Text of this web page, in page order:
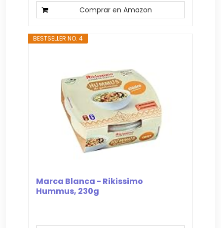
Comprar en Amazon
BESTSELLER NO. 4
Marca Blanca - Rikissimo
Hummus, 230g